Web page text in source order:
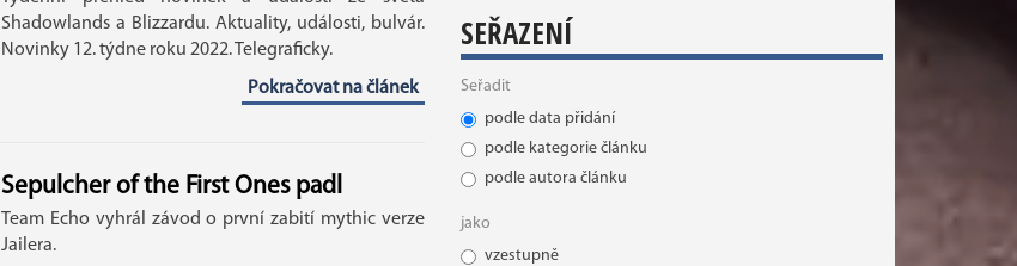
Shadowlands a Blizzardu. Aktuality, události, bulvár.
Novinky 12. týdne roku 2022. Telegraficky.
Pokračovat na článek
Sepulcher of the First Ones padl
Team Echo vyhrál závod o první zabití mythic verze
Jailera.
SEŘAZENÍ
Seřadit
podle data přidání
podle kategorie článku
podle autora článku
jako
vzestupně